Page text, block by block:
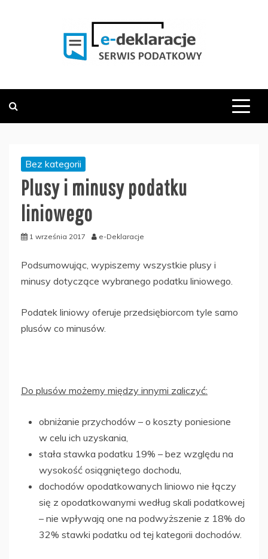
Bez kategorii
Plusy i minusy podatku
liniowego
1 września 2017 e-Deklaracje
Podsumowując, wypiszemy wszystkie plusy i
minusy dotyczące wybranego podatku liniowego.
Podatek liniowy oferuje przedsiębiorcom tyle samo
plusów co minusów.
Do plusów możemy między innymi zaliczyć:
obniżanie przychodów – o koszty poniesione
w celu ich uzyskania,
stała stawka podatku 19% – bez względu na
wysokość osiągniętego dochodu,
dochodów opodatkowanych liniowo nie łączy
się z opodatkowanymi według skali podatkowej
– nie wpływają one na podwyższenie z 18% do
32% stawki podatku od tej kategorii dochodów.